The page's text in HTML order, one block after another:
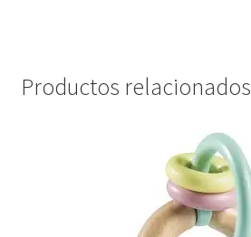
Productos relacionados